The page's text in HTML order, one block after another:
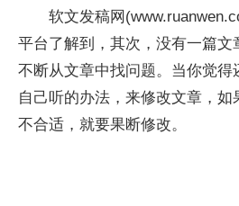
软文发稿网
平台了解到，其次，没有一篇
不断从文章中找问题。当你觉得
自己听的办法，来修改文章，如
不合适，就要果断修改。